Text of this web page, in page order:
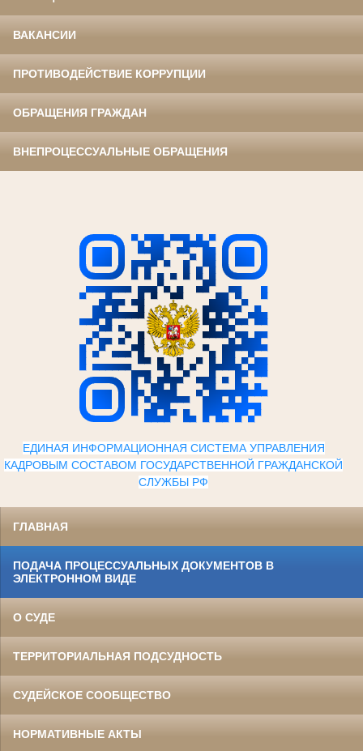
ВАКАНСИИ
ПРОТИВОДЕЙСТВИЕ КОРРУПЦИИ
ОБРАЩЕНИЯ ГРАЖДАН
ВНЕПРОЦЕССУАЛЬНЫЕ ОБРАЩЕНИЯ
ЕДИНАЯ ИНФОРМАЦИОННАЯ СИСТЕМА УПРАВЛЕНИЯ
КАДРОВЫМ СОСТАВОМ ГОСУДАРСТВЕННОЙ ГРАЖДАНСКОЙ
СЛУЖБЫ РФ
ГЛАВНАЯ
ПОДАЧА ПРОЦЕССУАЛЬНЫХ ДОКУМЕНТОВ В
ЭЛЕКТРОННОМ ВИДЕ
О СУДЕ
ТЕРРИТОРИАЛЬНАЯ ПОДСУДНОСТЬ
СУДЕЙСКОЕ СООБЩЕСТВО
НОРМАТИВНЫЕ АКТЫ